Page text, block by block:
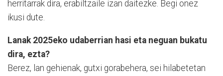
herritarrak dira, erabiltzaile izan daitezke. Begi onez
ikusi dute.
Lanak 2025eko udaberrian hasi eta neguan bukatu
dira, ezta?
Berez, lan gehienak, gutxi gorabehera, sei hilabetetan